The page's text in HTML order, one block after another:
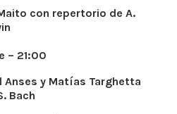
con repertorio de A.
– 21:00
Anses y Matías Targhetta
Bach